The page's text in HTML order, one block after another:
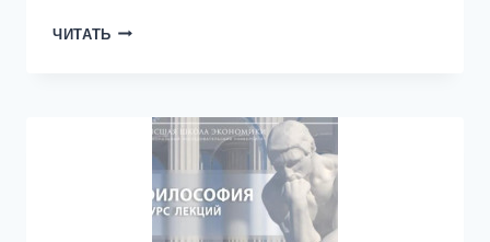
ЧИТАТЬ 6.3
ВЕЖЛИВОГО
МЕСТОИМЕНИЯ